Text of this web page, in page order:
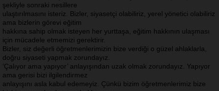
şekliyle sonraki nesillere
ulaştırılmasını isteriz. Bizler, siyasetçi olabiliriz, yerel yönetici olabiliriz
ama bizlerin görevi eğitim
hakkına sahip olmak isteyen her yurttaşa, eğitim hakkının ulaşması
için mücadele etmemizi gerektirir.
Bizler, siz değerli öğretmenlerimizin bize verdiği o güzel ahlaklarla,
doğru siyaseti yapmak zorundayız.
‘Çalıyor ama yapıyor’ anlayışından uzak olmak zorundayız. Yapıyor
ama gerisi bizi ilgilendirmez
anlayışını asla kabul edemeyiz. Çünkü bizim öğretmenlerimiz bize